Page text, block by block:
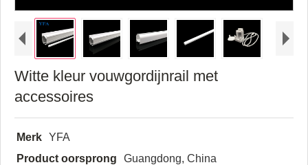
Witte kleur vouwgordijnrail met
accessoires
Merk YFA
Product oorsprong
Guangdong, China